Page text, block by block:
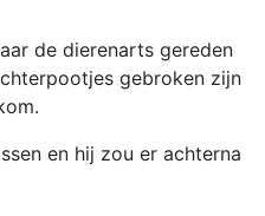
de dierenarts gereden
gebroken zijn
en hij zou er achterna